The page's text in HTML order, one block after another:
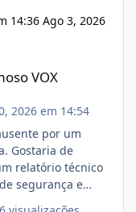
14:36 Ago 3, 2026
VOX
2026 em 14:54
por um
Gostaria de
relatório técnico
segurança e